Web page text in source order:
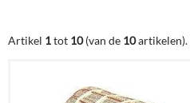
Artikel 1tot 10(van de 10artikelen).